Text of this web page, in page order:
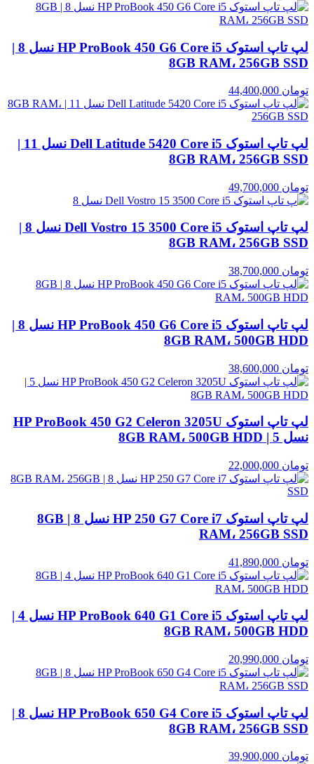
لپ تاپ استوک HP ProBook 450 G6 Core i5 نسل 8 |
8GB RAM، 256GB SSD
تومان
لپ تاپ استوک Dell Latitude 5420 Core i5 نسل 11 |
8GB RAM، 256GB SSD
تومان
لپ تاپ استوک Dell Vostro 15 3500 Core i5 نسل 8 |
8GB RAM، 256GB SSD
تومان
لپ تاپ استوک HP ProBook 450 G6 Core i5 نسل 8 |
8GB RAM، 500GB HDD
تومان
لپ تاپ استوک HP ProBook 450 G2 Celeron 3205U
نسل 5 | 8GB RAM، 500GB HDD
تومان
لپ تاپ استوک HP 250 G7 Core i7 نسل 8 | 8GB
RAM، 256GB SSD
تومان
لپ تاپ استوک HP ProBook 640 G1 Core i5 نسل 4 |
8GB RAM، 500GB HDD
تومان
لپ تاپ استوک HP ProBook 650 G4 Core i5 نسل 8 |
8GB RAM، 256GB SSD
تومان